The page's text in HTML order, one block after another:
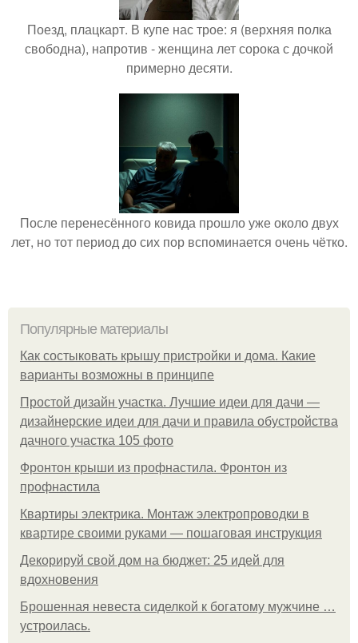
Поезд, плацкарт. В купе нас трое: я (верхняя полка
свободна), напротив - женщина лет сорока с дочкой
примерно десяти.
После перенесённого ковида прошло уже около двух
лет, но тот период до сих пор вспоминается очень чётко.
Популярные материалы
Как состыковать крышу пристройки и дома. Какие
варианты возможны в принципе
Простой дизайн участка. Лучшие идеи для дачи —
дизайнерские идеи для дачи и правила обустройства
дачного участка 105 фото
Фронтон крыши из профнастила. Фронтон из
профнастила
Квартиры электрика. Монтаж электропроводки в
квартире своими руками — пошаговая инструкция
Декорируй свой дом на бюджет: 25 идей для
вдохновения
Брошенная невеста сиделкой к богатому мужчине …
устроилась.